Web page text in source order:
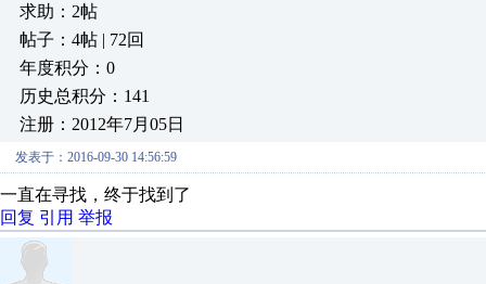
求助：2帖
帖子：4帖 | 72回
年度积分：0
历史总积分：141
注册：2012年7月05日
发表于：2016-09-30 14:56:59
一直在寻找，终于找到了
回复 引用 举报